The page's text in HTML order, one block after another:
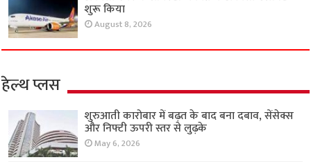
शुरू किया
August 8, 2026
हेल्थ प्लस
शुरुआती कारोबार में बढ़त के बाद बना दबाव, सेंसेक्स
और निफ्टी ऊपरी स्तर से लुढ़के
May 6, 2026